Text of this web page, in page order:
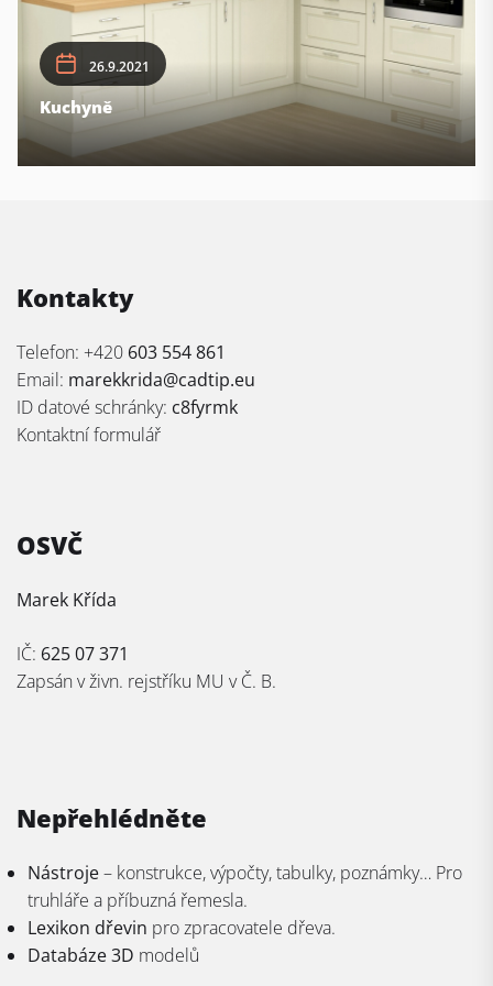
26.9.2021
Kuchyně
Kontakty
Telefon: +420 603 554 861
Email: marekkrida@cadtip.eu
ID datové schránky: c8fyrmk
Kontaktní formulář
OSVČ
Marek Křída
IČ: 625 07 371
Zapsán v živn. rejstříku MU v Č. B.
Nepřehlédněte
Nástroje– konstrukce, výpočty, tabulky, poznámky… Pro
truhláře a příbuzná řemesla.
Lexikon dřevin pro zpracovatele dřeva.
Databáze 3D modelů